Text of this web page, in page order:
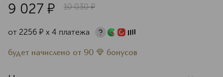
9 027 ¤ 10 030 ¤
от 2256 ¤ х 4 платежа
будет начислено от 90 бонусов